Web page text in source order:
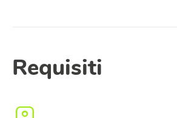
Requisiti
Disponibilità